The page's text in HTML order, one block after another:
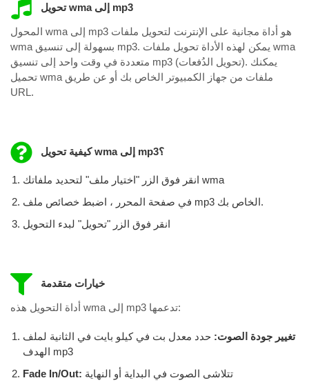
تحويل wma إلى mp3
المحول wma إلى mp3 هو أداة مجانية على الإنترنت لتحويل ملفات
wma بسهولة إلى تنسيق mp3. يمكن لهذه الأداة تحويل ملفات wma
متعددة في وقت واحد إلى تنسيق mp3 (تحويل الدُفعات). يمكنك
تحميل wma ملفات من جهاز الكمبيوتر الخاص بك أو عن طريق
URL.
كيفية تحويل wma إلى mp3؟
انقر فوق الزر "اختيار ملف" لتحديد ملفاتك wma
في صفحة المحرر ، اضبط خصائص ملف mp3 الخاص بك.
انقر فوق الزر "تحويل" لبدء التحويل
خيارات متقدمة
أداة التحويل هذه wma إلى mp3 تدعمها:
تغيير جودة الصوت: حدد معدل بت في كيلو بايت في الثانية لملف
الهدف mp3
Fade In/Out: تتلاشى الصوت في البداية أو النهاية